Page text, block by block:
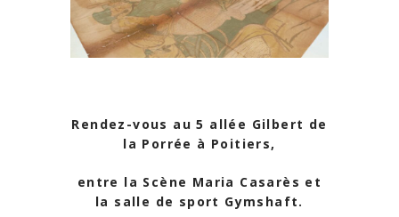
Rendez-vous au 5 allée Gilbert de
la Porrée à Poitiers,
entre la Scène Maria Casarès et
la salle de sport Gymshaft.